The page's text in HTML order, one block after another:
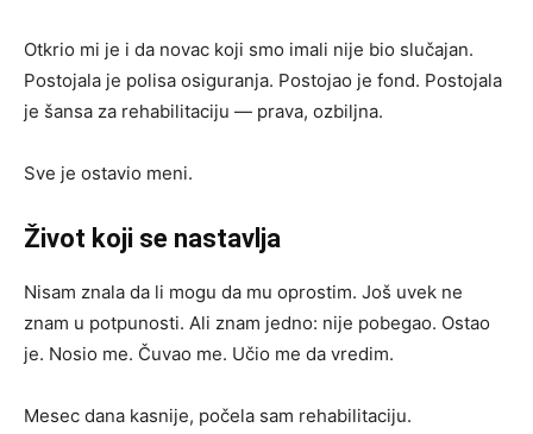
Otkrio mi je i da novac koji smo imali nije bio slučajan.
Postojala je polisa osiguranja. Postojao je fond. Postojala
je šansa za rehabilitaciju — prava, ozbiljna.
Sve je ostavio meni.
Život koji se nastavlja
Nisam znala da li mogu da mu oprostim. Još uvek ne
znam u potpunosti. Ali znam jedno: nije pobegao. Ostao
je. Nosio me. Čuvao me. Učio me da vredim.
Mesec dana kasnije, počela sam rehabilitaciju.